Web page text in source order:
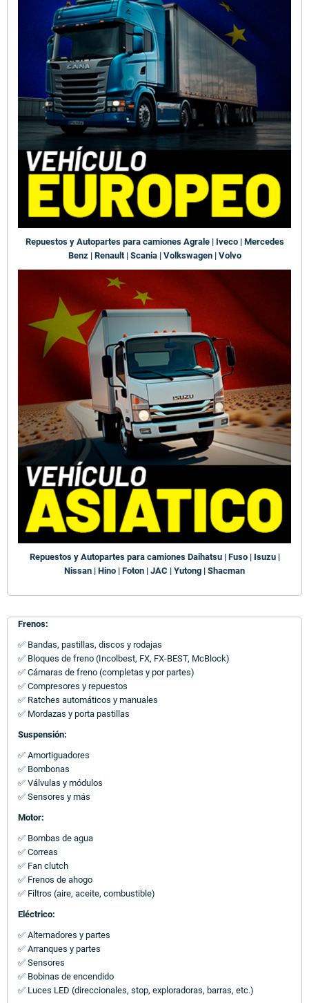
Repuestos y Autopartes para camiones Agrale | Iveco | Mercedes
Benz | Renault | Scania | Volkswagen | Volvo
Repuestos y Autopartes para camiones Daihatsu | Fuso | Isuzu |
Nissan | Hino | Foton | JAC | Yutong | Shacman
Frenos:
✅ Bandas, pastillas, discos y rodajas
✅ Bloques de freno (Incolbest, FX, FX-BEST, McBlock)
✅ Cámaras de freno (completas y por partes)
✅ Compresores y repuestos
✅ Ratches automáticos y manuales
✅ Mordazas y porta pastillas
Suspensión:
✅ Amortiguadores
✅ Bombonas
✅ Válvulas y módulos
✅ Sensores y más
Motor:
✅ Bombas de agua
✅ Correas
✅ Fan clutch
✅ Frenos de ahogo
✅ Filtros (aire, aceite, combustible)
Eléctrico:
✅ Alternadores y partes
✅ Arranques y partes
✅ Sensores
✅ Bobinas de encendido
✅ Luces LED (direccionales, stop, exploradoras, barras, etc.)